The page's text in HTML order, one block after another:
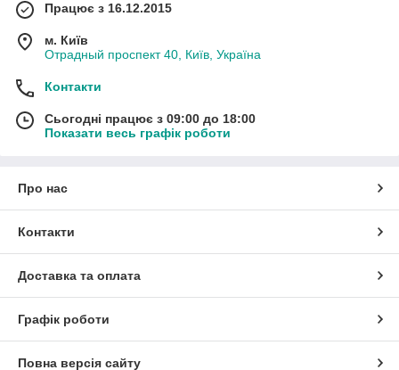
Працює з 16.12.2015
м. Київ
Отрадный проспект 40, Київ, Україна
Контакти
Сьогодні працює з 09:00 до 18:00
Показати весь графік роботи
Про нас
Контакти
Доставка та оплата
Графік роботи
Повна версія сайту